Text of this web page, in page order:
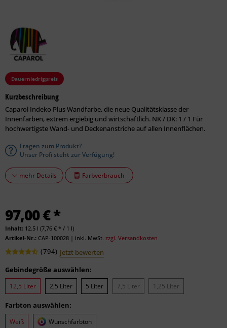
Dauerniedrigpreis
Kurzbeschreibung
Caparol Indeko Plus Wandfarbe, die neue Qualitätsklasse der
Innenfarben, extrem ergiebig und wirtschaftlich. NK / DK: 1 / 1 Für
hochwertigste Wand- und Decken­anstriche auf allen Innenflächen.
Fragen zum Produkt?
Unser Profi steht zur Verfügung!
mehr Details Farbverbrauch
97,00 € *
Inhalt: 12.5 l (7,76 € * / 1 l)
Artikel-Nr.: CAP-100028 | inkl. MwSt. zzgl. Versandkosten
(794) Jetzt bewerten
Gebindegröße auswählen:
12,5 Liter 2,5 Liter 5 Liter 7,5 Liter 1,25 Liter
Farbton auswählen:
Weiß Wunschfarbton